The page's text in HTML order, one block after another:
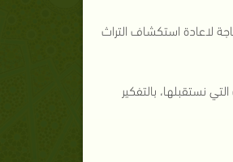
لاعادة استكشاف التراث
نستقبلها، بالتفكير